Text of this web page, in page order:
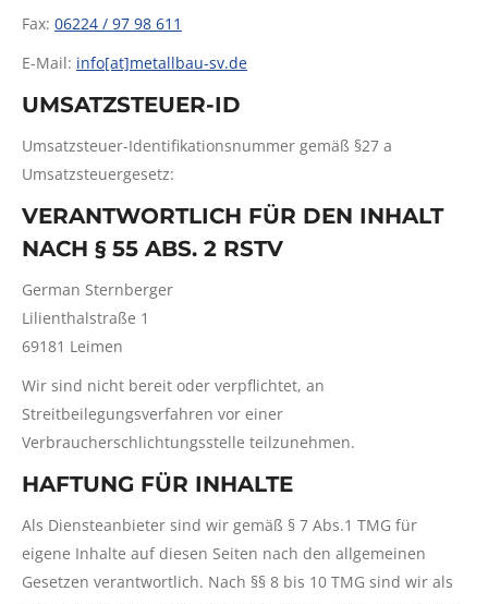
Fax: 06224 / 97 98 611
E-Mail: info[at]metallbau-sv.de
UMSATZSTEUER-ID
Umsatzsteuer-Identifikationsnummer gemäß §27 a
Umsatzsteuergesetz:
VERANTWORTLICH FÜR DEN INHALT
NACH § 55 ABS. 2 RSTV
German Sternberger
Lilienthalstraße 1
69181 Leimen
Wir sind nicht bereit oder verpflichtet, an
Streitbeilegungsverfahren vor einer
Verbraucherschlichtungsstelle teilzunehmen.
HAFTUNG FÜR INHALTE
Als Diensteanbieter sind wir gemäß § 7 Abs.1 TMG für
eigene Inhalte auf diesen Seiten nach den allgemeinen
Gesetzen verantwortlich. Nach §§ 8 bis 10 TMG sind wir als